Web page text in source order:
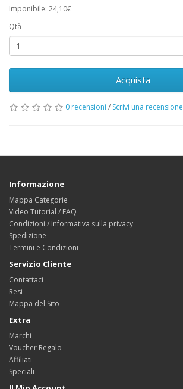
Imponibile: 24,10€
Qtà
Acquista
0 recensioni / Scrivi una recensione
Informazione
Mappa Categorie
Video Tutorial / FAQ
Condizioni / Informativa sulla privacy
Spedizione
Termini e Condizioni
Servizio Cliente
Contattaci
Resi
Mappa del Sito
Extra
Marchi
Voucher Regalo
Affiliati
Speciali